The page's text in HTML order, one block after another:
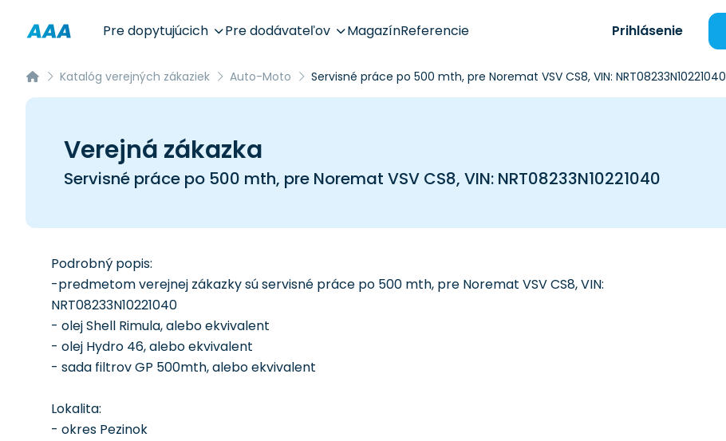
Pre dopytujúcich Pre dodávateľov MagazínReferencie Prihlásenie
Katalóg verejných zákaziek Auto-Moto Servisné práce po 500 mth, pre Noremat VSV CS8, VIN: NRT08233N10221040
Verejná zákazka
Servisné práce po 500 mth, pre Noremat VSV CS8, VIN: NRT08233N10221040
Podrobný popis:
-predmetom verejnej zákazky sú servisné práce po 500 mth, pre Noremat VSV CS8, VIN:
NRT08233N10221040
- olej Shell Rimula, alebo ekvivalent
- olej Hydro 46, alebo ekvivalent
- sada filtrov GP 500mth, alebo ekvivalent
Lokalita:
- okres Pezinok